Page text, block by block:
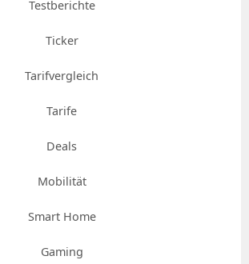
Testberichte
Ticker
Tarifvergleich
Tarife
Deals
Mobilität
Smart Home
Gaming